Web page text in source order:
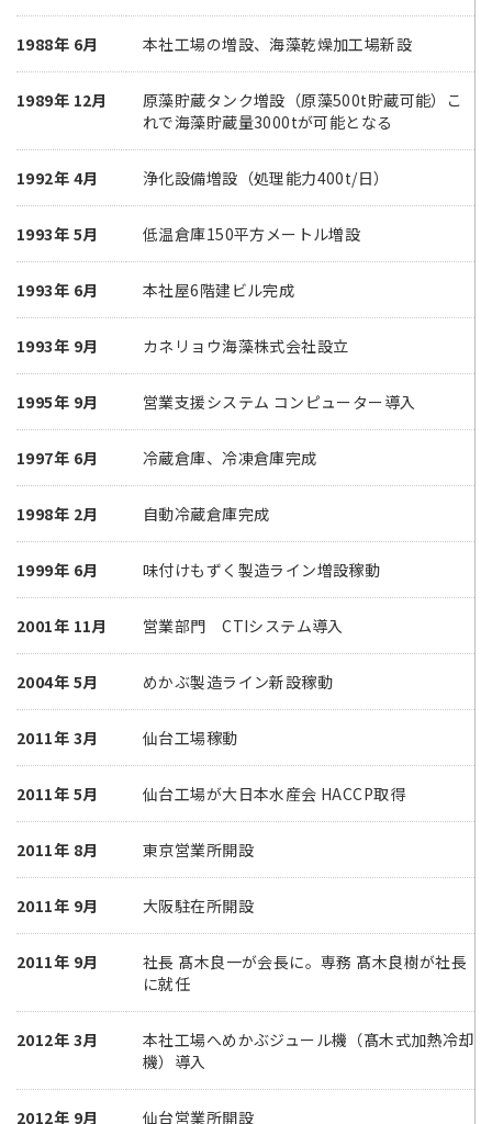
1988年 6月 本社工場の増設、海藻乾燥加工場新設
1989年 12月
原藻貯蔵タンク増設（原藻500t貯蔵可能）こ
れで海藻貯蔵量3000tが可能となる
1992年 4月 浄化設備増設（処理能力400t/日）
1993年 5月 低温倉庫150平方メートル増設
1993年 6月 本社屋6階建ビル完成
1993年 9月 カネリョウ海藻株式会社設立
1995年 9月 営業支援システム コンピューター導入
1997年 6月 冷蔵倉庫、冷凍倉庫完成
1998年 2月 自動冷蔵倉庫完成
1999年 6月 味付けもずく製造ライン増設稼動
2001年 11月 営業部門 CTIシステム導入
2004年 5月 めかぶ製造ライン新設稼動
2011年 3月 仙台工場稼動
2011年 5月 仙台工場が大日本水産会 HACCP取得
2011年 8月 東京営業所開設
2011年 9月 大阪駐在所開設
2011年 9月
社長 髙木良一が会長に。専務 髙木良樹が社長
に就任
2012年 3月
本社工場へめかぶジュール機（髙木式加熱冷却
機）導入
2012年 9月 仙台営業所開設